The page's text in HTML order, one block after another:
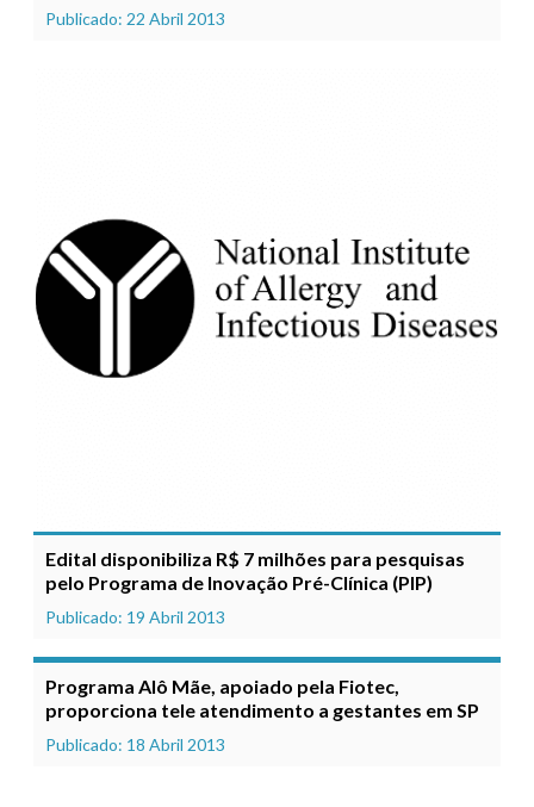
Publicado: 22 Abril 2013
Edital disponibiliza R$ 7 milhões para pesquisas
pelo Programa de Inovação Pré-Clínica (PIP)
Publicado: 19 Abril 2013
Programa Alô Mãe, apoiado pela Fiotec,
proporciona tele atendimento a gestantes em SP
Publicado: 18 Abril 2013